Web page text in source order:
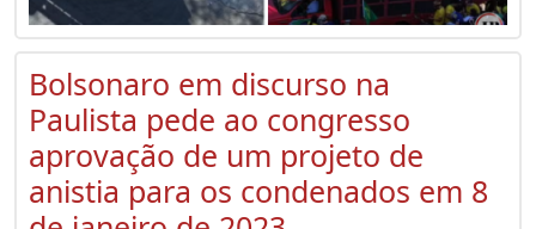
Bolsonaro em discurso na
Paulista pede ao congresso
aprovação de um projeto de
anistia para os condenados em 8